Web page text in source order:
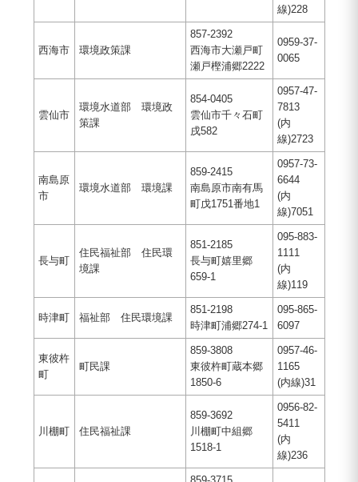
線)228
西海市 環境政策課
857-2392
西海市大瀬戸町
瀬戸樫浦郷2222
0959-37-
0065
雲仙市
環境水道部 環境政
策課
854-0405
雲仙市千々石町
戌582
0957-47-
7813
(内
線)2723
南島原
市
環境水道部 環境課
859-2415
南島原市南有馬
町戊1751番地1
0957-73-
6644
(内
線)7051
長与町
住民福祉部 住民環
境課
851-2185
長与町嬉里郷
659-1
095-883-
1111
(内
線)119
時津町 福祉部 住民環境課
851-2198
時津町浦郷274-1
095-865-
6097
東彼杵
町
町民課
859-3808
東彼杵町蔵本郷
1850-6
0957-46-
1165
(内線)31
川棚町 住民福祉課
859-3692
川棚町中組郷
1518-1
0956-82-
5411
(内
線)236